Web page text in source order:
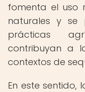
fomenta el uso
naturales y se
prácticas
contribuyan a
contextos de
En este